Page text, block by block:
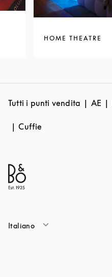
HOME THEATRE
Tutti i punti vendita AE
Cuffie
Italiano